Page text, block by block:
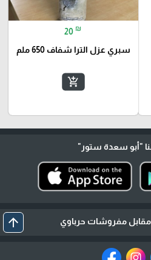
20 ₪
سبري عزل الترا شفاف 650 ملم
add_shopping_cart
"أبو سعدة ستور"
مفروشات حرباوي arrow_upward